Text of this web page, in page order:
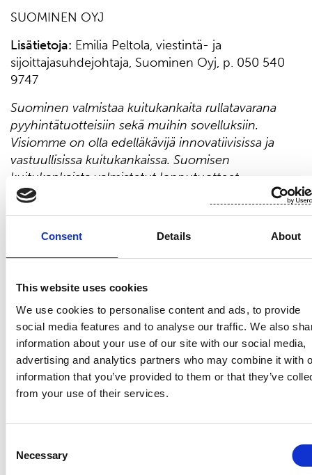
Consent Details About
This website uses cookies
We use cookies to personalise content and ads, to provide
social media features and to analyse our traffic. We also
information about your use of our site with our social media,
advertising and analytics partners who may combine it with
information that you’ve provided to them or that they’ve
from your use of their services.
Selection
Necessary
SUOMINEN OYJ
Lisätietoja: Emilia Peltola, viestintä- ja
sijoittajasuhdejohtaja, Suominen Oyj, p. 050 540
9747
Suominen valmistaa kuitukankaita rullatavarana
pyyhintätuotteisiin sekä muihin sovelluksiin.
Visiomme on olla edelläkävijä innovatiivisissa ja
vastuullisissa kuitukankaissa. Suomisen
kuitukankaista valmistetut lopputuotteet,
esimerkiksi kosteuspyyhkeet, terveyssiteet ja
haavataitokset, ovat läsnä ihmisten jokapäiväisessä
elämässä ympäri maailmaa. Suomisen liikevaihto
Etelä-Amerikassa. Suomisen osake noteerataan
Viimeisimmät uutiset